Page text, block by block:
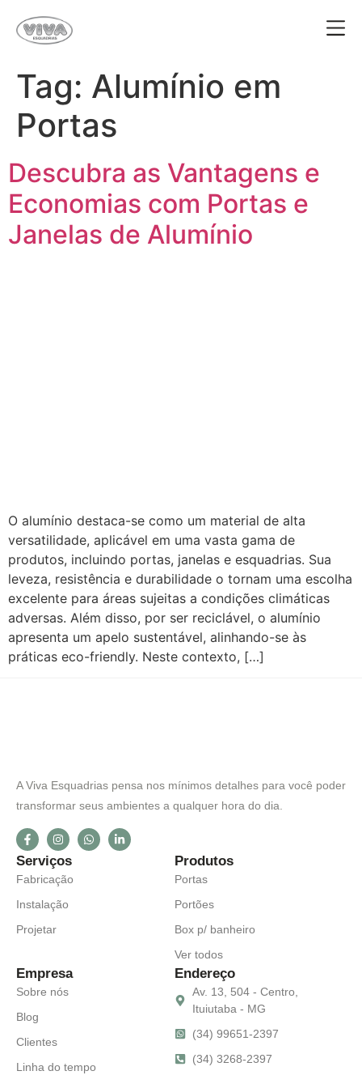
Tag: Alumínio em
Portas
Descubra as Vantagens e
Economias com Portas e
Janelas de Alumínio
O alumínio destaca-se como um material de alta
versatilidade, aplicável em uma vasta gama de
produtos, incluindo portas, janelas e esquadrias. Sua
leveza, resistência e durabilidade o tornam uma escolha
excelente para áreas sujeitas a condições climáticas
adversas. Além disso, por ser reciclável, o alumínio
apresenta um apelo sustentável, alinhando-se às
práticas eco-friendly. Neste contexto, […]
A Viva Esquadrias pensa nos mínimos detalhes para você poder
transformar seus ambientes a qualquer hora do dia.
Serviços
Fabricação
Instalação
Projetar
Produtos
Portas
Portões
Box p/ banheiro
Ver todos
Empresa
Sobre nós
Blog
Clientes
Linha do tempo
Endereço
Av. 13, 504 - Centro,
Ituiutaba - MG
(34) 99651-2397
(34) 3268-2397